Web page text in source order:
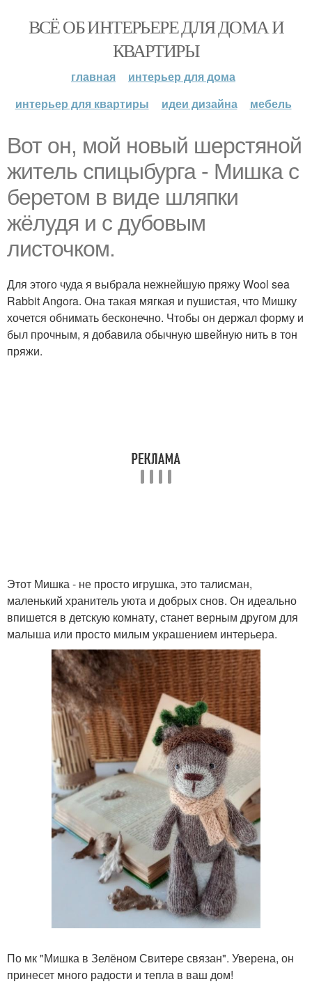
ВСЁ ОБ ИНТЕРЬЕРЕ ДЛЯ ДОМА И
КВАРТИРЫ
главная
интерьер для дома
интерьер для квартиры
идеи дизайна мебель
Вот он, мой новый шерстяной
житель спицыбурга - Мишка с
беретом в виде шляпки
жёлудя и с дубовым
листочком.
Для этого чуда я выбрала нежнейшую пряжу Wool sea
Rabbit Angora. Она такая мягкая и пушистая, что Мишку
хочется обнимать бесконечно. Чтобы он держал форму и
был прочным, я добавила обычную швейную нить в тон
пряжи.
Этот Мишка - не просто игрушка, это талисман,
маленький хранитель уюта и добрых снов. Он идеально
впишется в детскую комнату, станет верным другом для
малыша или просто милым украшением интерьера.
По мк "Мишка в Зелёном Свитере связан". Уверена, он
принесет много радости и тепла в ваш дом!